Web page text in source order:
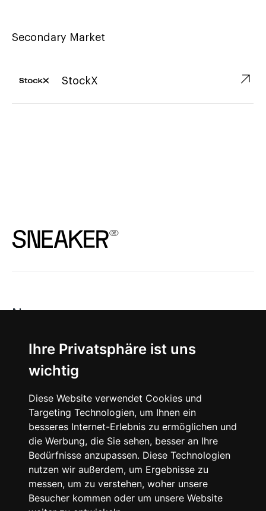
Ihre Privatsphäre ist uns
wichtig
Diese Website verwendet Cookies und
Targeting Technologien, um Ihnen ein
besseres Internet-Erlebnis zu ermöglichen und
die Werbung, die Sie sehen, besser an Ihre
Bedürfnisse anzupassen. Diese Technologien
nutzen wir außerdem, um Ergebnisse zu
messen, um zu verstehen, woher unsere
Besucher kommen oder um unsere Website
Secondary Market
StockX ↗︎
News
About
Instagram
Facebook
© 2024 SNEAKERᴰᴱ, All rights reserved.